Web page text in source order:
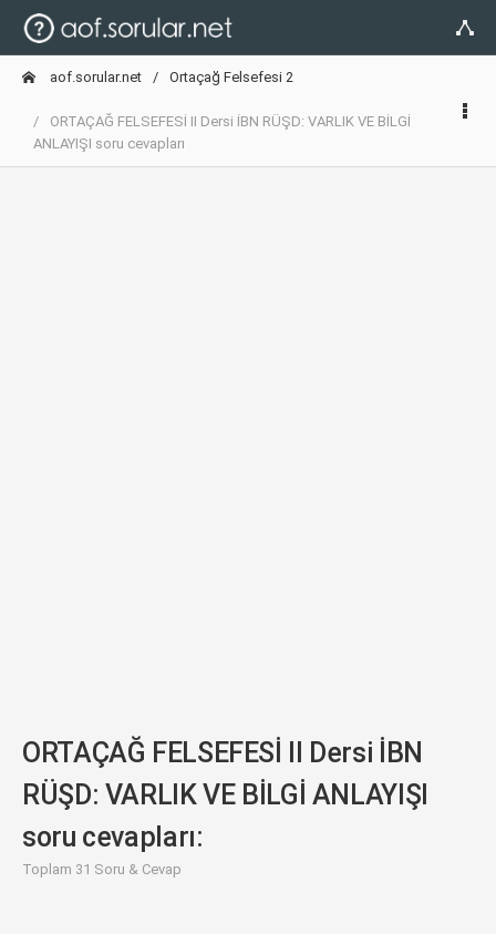
aof.sorular.net Ortaçağ Felsefesi 2
ORTAÇAĞ FELSEFESİ II Dersi İBN RÜŞD: VARLIK VE BİLGİ
ANLAYIŞI soru cevapları
ORTAÇAĞ FELSEFESİ II Dersi İBN
RÜŞD: VARLIK VE BİLGİ ANLAYIŞI
soru cevapları:
Toplam 31 Soru & Cevap